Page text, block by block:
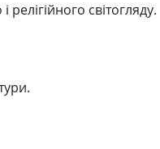
релігійного світогляду.